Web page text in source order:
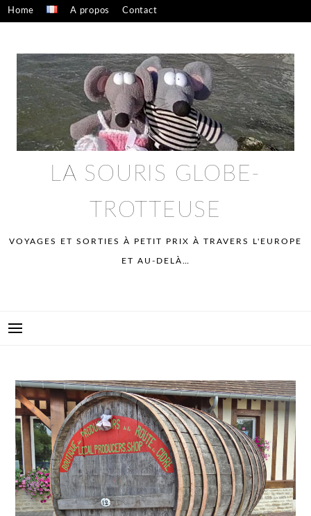
Skip
to
Home A propos Contact
LA SOURIS GLOBE-
TROTTEUSE
VOYAGES ET SORTIES À PETIT PRIX À TRAVERS L'EUROPE
ET AU-DELÀ…